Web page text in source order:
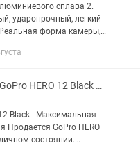
сплава 2.
ударопрочный, легкий
и адаптером,
Продается GoPro HERO 12 Black Максимальная комплектация
Black | Максимальная
состоянии.